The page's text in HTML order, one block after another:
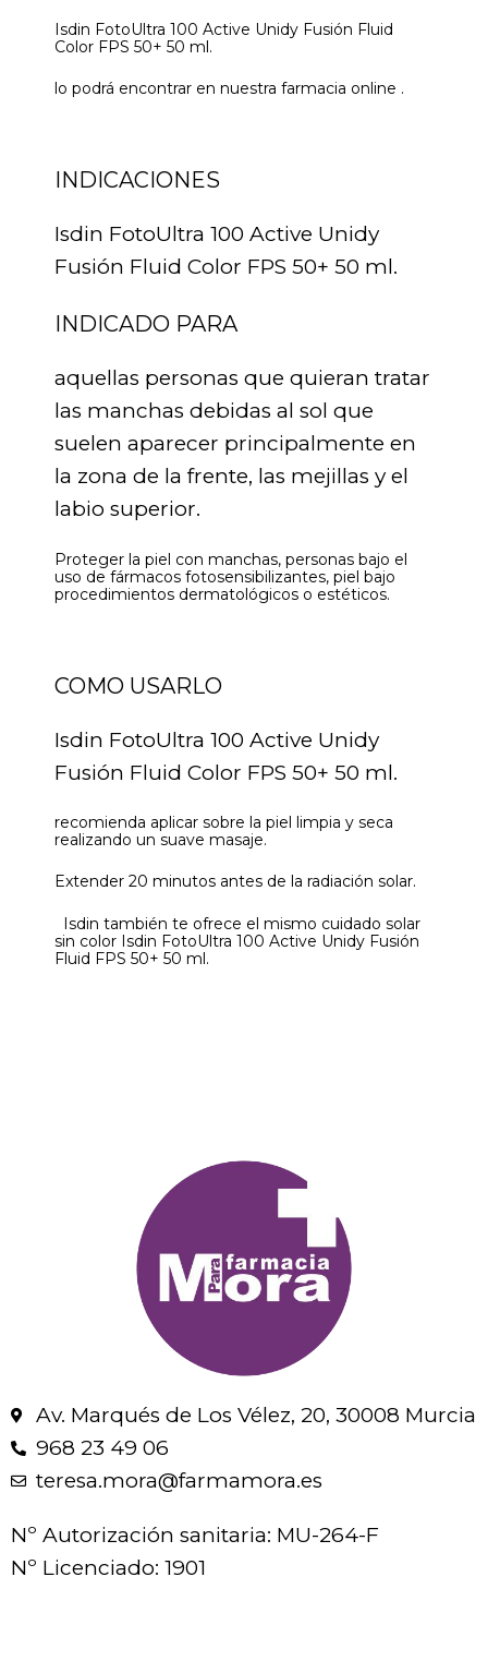
Isdin FotoUltra 100 Active Unidy Fusión Fluid
Color FPS 50+ 50 ml.
lo podrá encontrar en nuestra farmacia online .
INDICACIONES
Isdin FotoUltra 100 Active Unidy
Fusión Fluid Color FPS 50+ 50 ml.
INDICADO PARA
aquellas personas que quieran tratar
las manchas debidas al sol que
suelen aparecer principalmente en
la zona de la frente, las mejillas y el
labio superior.
Proteger la piel con manchas, personas bajo el
uso de fármacos fotosensibilizantes, piel bajo
procedimientos dermatológicos o estéticos.
COMO USARLO
Isdin FotoUltra 100 Active Unidy
Fusión Fluid Color FPS 50+ 50 ml.
recomienda aplicar sobre la piel limpia y seca
realizando un suave masaje.
Extender 20 minutos antes de la radiación solar.
Isdin también te ofrece el mismo cuidado solar
sin color Isdin FotoUltra 100 Active Unidy Fusión
Fluid FPS 50+ 50 ml.
Av. Marqués de Los Vélez, 20, 30008 Murcia
968 23 49 06
teresa.mora@farmamora.es
Nº Autorización sanitaria: MU-264-F
Nº Licenciado: 1901